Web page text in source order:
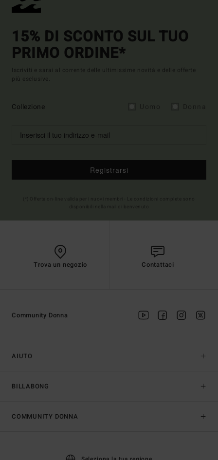
15% DI SCONTO SUL TUO
PRIMO ORDINE*
Iscriviti e sarai al corrente delle ultimissime novità e delle offerte
più esclusive.
Collezione
Registrarsi
Trova un negozio Contattaci
AIUTO
BILLABONG
Community Donna
COMMUNITY DONNA